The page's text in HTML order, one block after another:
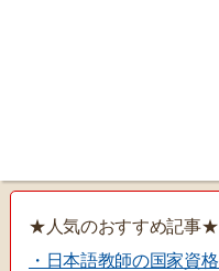
★人気のおすすめ記事★
・日本語教師の国家資